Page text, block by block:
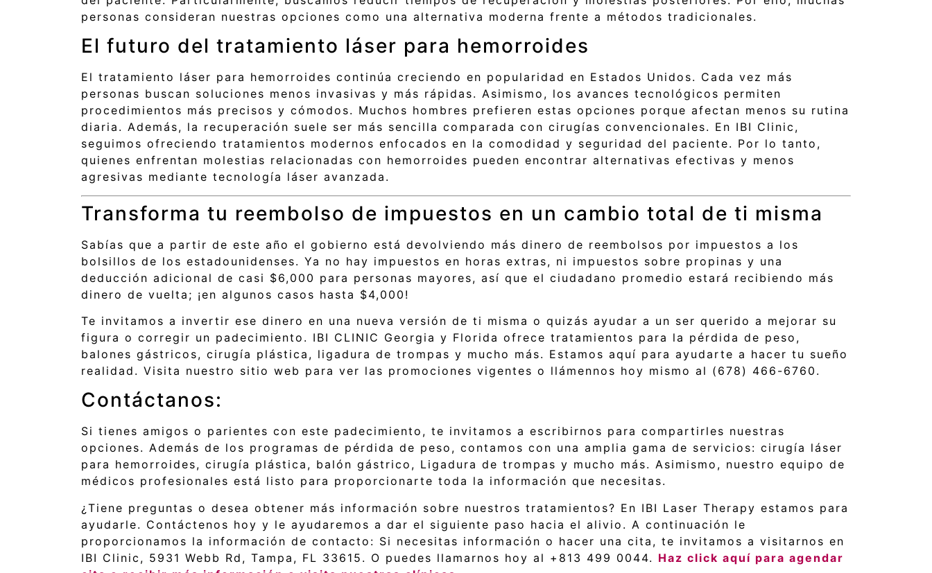
personas consideran nuestras opciones como una alternativa moderna frente a métodos tradicionales.
El futuro del tratamiento láser para hemorroides
El tratamiento láser para hemorroides continúa creciendo en popularidad en Estados Unidos. Cada vez más
personas buscan soluciones menos invasivas y más rápidas. Asimismo, los avances tecnológicos permiten
procedimientos más precisos y cómodos. Muchos hombres prefieren estas opciones porque afectan menos su rutina
diaria. Además, la recuperación suele ser más sencilla comparada con cirugías convencionales. En IBI Clinic,
seguimos ofreciendo tratamientos modernos enfocados en la comodidad y seguridad del paciente. Por lo tanto,
quienes enfrentan molestias relacionadas con hemorroides pueden encontrar alternativas efectivas y menos
agresivas mediante tecnología láser avanzada.
Transforma tu reembolso de impuestos en un cambio total de ti misma
Sabías que a partir de este año el gobierno está devolviendo más dinero de reembolsos por impuestos a los
bolsillos de los estadounidenses. Ya no hay impuestos en horas extras, ni impuestos sobre propinas y una
deducción adicional de casi $6,000 para personas mayores, así que el ciudadano promedio estará recibiendo más
dinero de vuelta; ¡en algunos casos hasta $4,000!
Te invitamos a invertir ese dinero en una nueva versión de ti misma o quizás ayudar a un ser querido a mejorar su
figura o corregir un padecimiento. IBI CLINIC Georgia y Florida ofrece tratamientos para la pérdida de peso,
balones gástricos, cirugía plástica, ligadura de trompas y mucho más. Estamos aquí para ayudarte a hacer tu sueño
realidad. Visita nuestro sitio web para ver las promociones vigentes o llámennos hoy mismo al (678) 466-6760.
Contáctanos:
Si tienes amigos o parientes con este padecimiento, te invitamos a escribirnos para compartirles nuestras
opciones. Además de los programas de pérdida de peso, contamos con una amplia gama de servicios: cirugía láser
para hemorroides, cirugía plástica, balón gástrico, Ligadura de trompas y mucho más. Asimismo, nuestro equipo de
médicos profesionales está listo para proporcionarte toda la información que necesitas.
¿Tiene preguntas o desea obtener más información sobre nuestros tratamientos? En IBI Laser Therapy estamos para
ayudarle. Contáctenos hoy y le ayudaremos a dar el siguiente paso hacia el alivio. A continuación le
proporcionamos la información de contacto: Si necesitas información o hacer una cita, te invitamos a visitarnos en
IBI Clinic, 5931 Webb Rd, Tampa, FL 33615. O puedes llamarnos hoy al +813 499 0044. Haz click aquí para agendar